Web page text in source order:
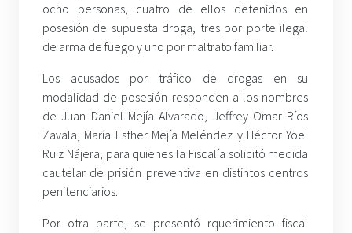
ocho personas, cuatro de ellos detenidos en
posesión de supuesta droga, tres por porte ilegal
de arma de fuego y uno por maltrato familiar.
Los acusados por tráfico de drogas en su
modalidad de posesión responden a los nombres
de Juan Daniel Mejía Alvarado, Jeffrey Omar Ríos
Zavala, María Esther Mejía Meléndez y Héctor Yoel
Ruiz Nájera, para quienes la Fiscalía solicitó medida
cautelar de prisión preventiva en distintos centros
penitenciarios.
Por otra parte, se presentó rquerimiento fiscal